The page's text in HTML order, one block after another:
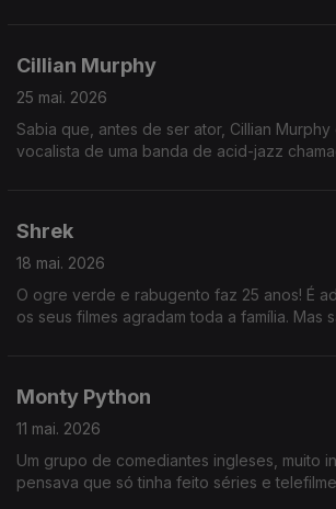
Cillian Murphy
25 mai. 2026
Sabia que, antes de ser ator, Cillian Murphy
vocalista de uma banda de acid-jazz
Shrek
18 mai. 2026
O ogre verde e rabugento faz 25 anos! É
os seus filmes agradam toda a família. Mas
Monty Python
11 mai. 2026
Um grupo de comediantes ingleses, muito
pensava que só tinha feito séries e